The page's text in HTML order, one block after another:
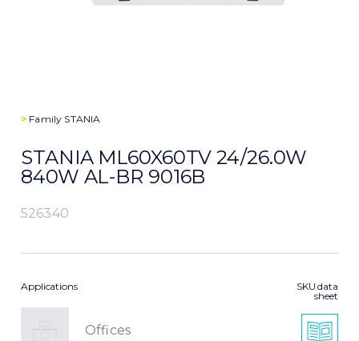
> Family STANIA
STANIA ML60X60TV 24/26.0W
840W AL-BR 9016B
526340
Applications
Offices
SKU data
sheet